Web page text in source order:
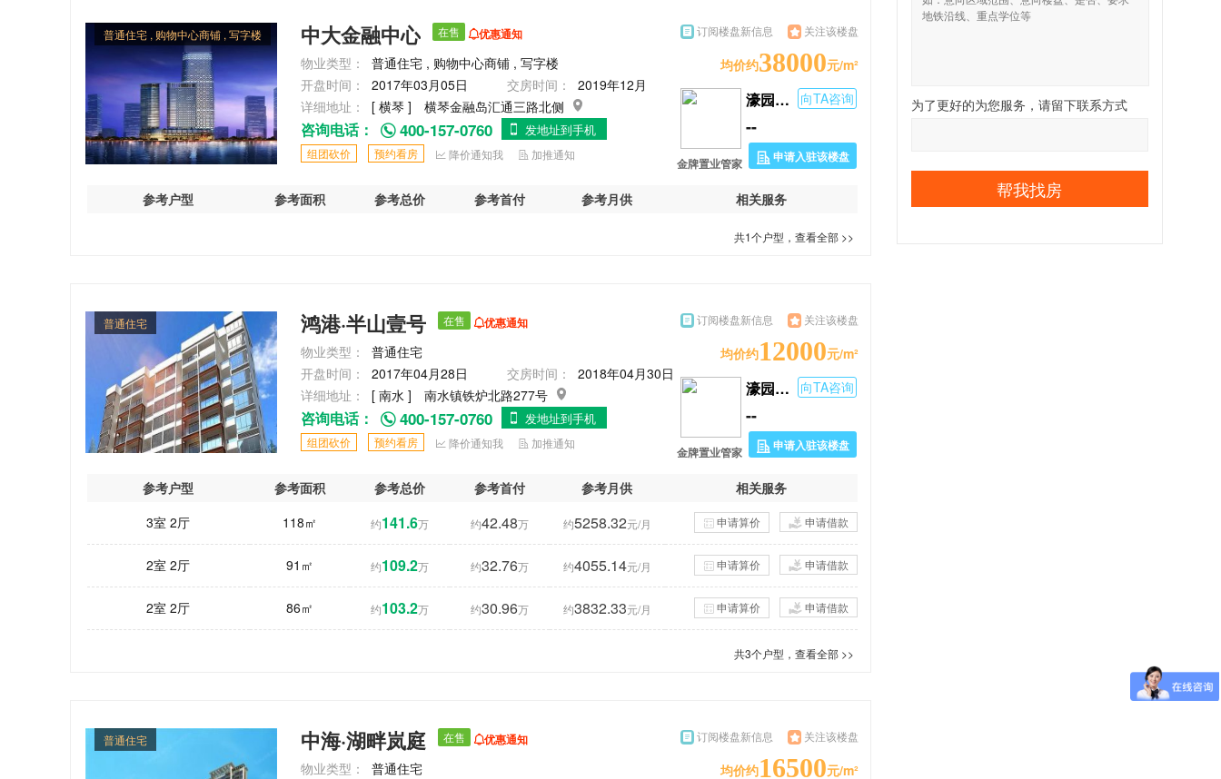
普通住宅 , 购物中心商铺 , 写字楼 中大金融中心 在售 优惠通知
物业类型：
普通住宅 , 购物中心商铺 , 写字楼
开盘时间：
2017年03月05日 交房时间：
2019年12月
详细地址：
[ 横琴 ] 横琴金融岛汇通三路北侧
咨询电话： 400-157-0760 发地址到手机
组团砍价 预约看房 降价通知我 加推通知
订阅楼盘新信息 关注该楼盘
均价约38000元/m²
向TA咨询
濠园雅居
--
申请入驻该楼盘
金牌置业管家
参考户型 参考面积 参考总价 参考首付 参考月供 相关服务
共1个户型，查看全部 >>
普通住宅 鸿港·半山壹号 在售 优惠通知
物业类型：
普通住宅
开盘时间：
2017年04月28日 交房时间：
2018年04月30日
详细地址：
[ 南水 ] 南水镇铁炉北路277号
咨询电话： 400-157-0760 发地址到手机
组团砍价 预约看房 降价通知我 加推通知
订阅楼盘新信息 关注该楼盘
均价约12000元/m²
向TA咨询
濠园雅居
--
申请入驻该楼盘
金牌置业管家
参考户型 参考面积 参考总价 参考首付 参考月供
相关服务
3室 2厅
118㎡ 约141.6万 约42.48万 约5258.32元/月 申请借款
申请算价
2室 2厅 91㎡ 约109.2万 约32.76万 约4055.14元/月 申请借款
申请算价
2室 2厅 86㎡ 约103.2万 约30.96万 约3832.33元/月 申请借款
申请算价
共3个户型，查看全部 >>
普通住宅 中海·湖畔岚庭 在售 优惠通知
物业类型：
普通住宅
订阅楼盘新信息 关注该楼盘
均价约16500元/m²
为了更好的为您服务，请留下联系方式
帮我找房